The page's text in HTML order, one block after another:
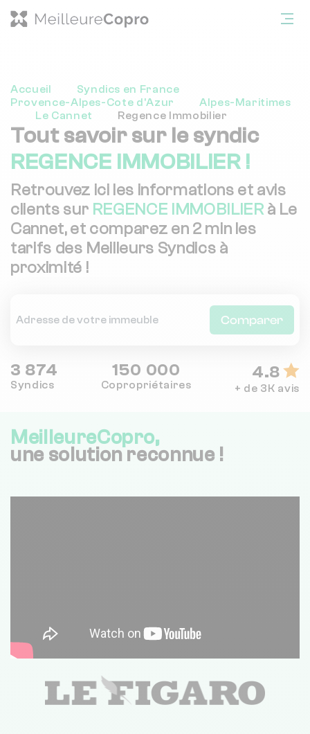
Accueil
Syndics en France
Provence-Alpes-Cote d'Azur
Alpes-Maritimes
Le Cannet
Regence Immobilier
Tout savoir sur le syndic
REGENCE IMMOBILIER !
Retrouvez ici les informations et avis
clients sur REGENCE IMMOBILIERà Le
Cannet, et comparez en 2 min les
tarifs des Meilleurs Syndics à
proximité !
Comparer
3 874
Syndics
150 000
Copropriétaires
4.8
+ de 3K avis
MeilleureCopro,
une solution reconnue !